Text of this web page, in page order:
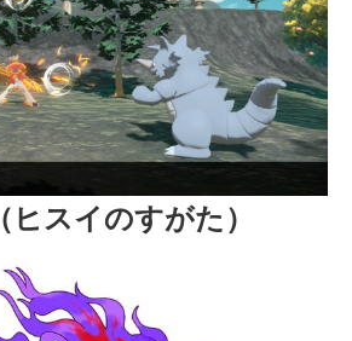
スイのすがた）